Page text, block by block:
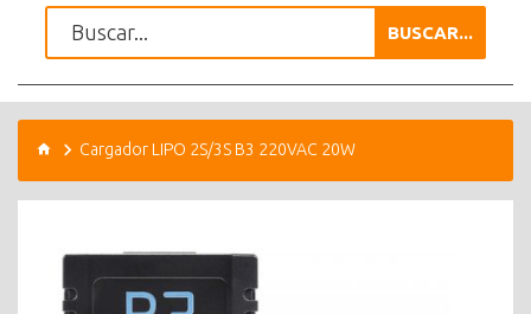
BUSCAR...
Cargador LIPO 2S/3S B3 220VAC 20W